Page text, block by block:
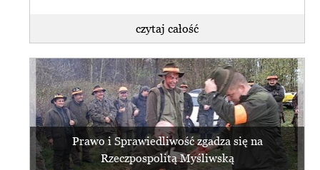
czytaj całość
Prawo i Sprawiedliwość zgadza się na
Rzeczpospolitą Myśliwską